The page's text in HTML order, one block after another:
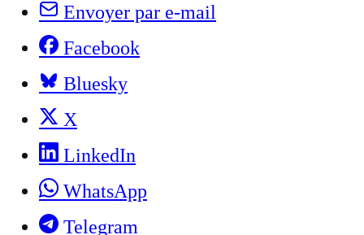
Envoyer par e-mail
Facebook
Bluesky
X
LinkedIn
WhatsApp
Telegram